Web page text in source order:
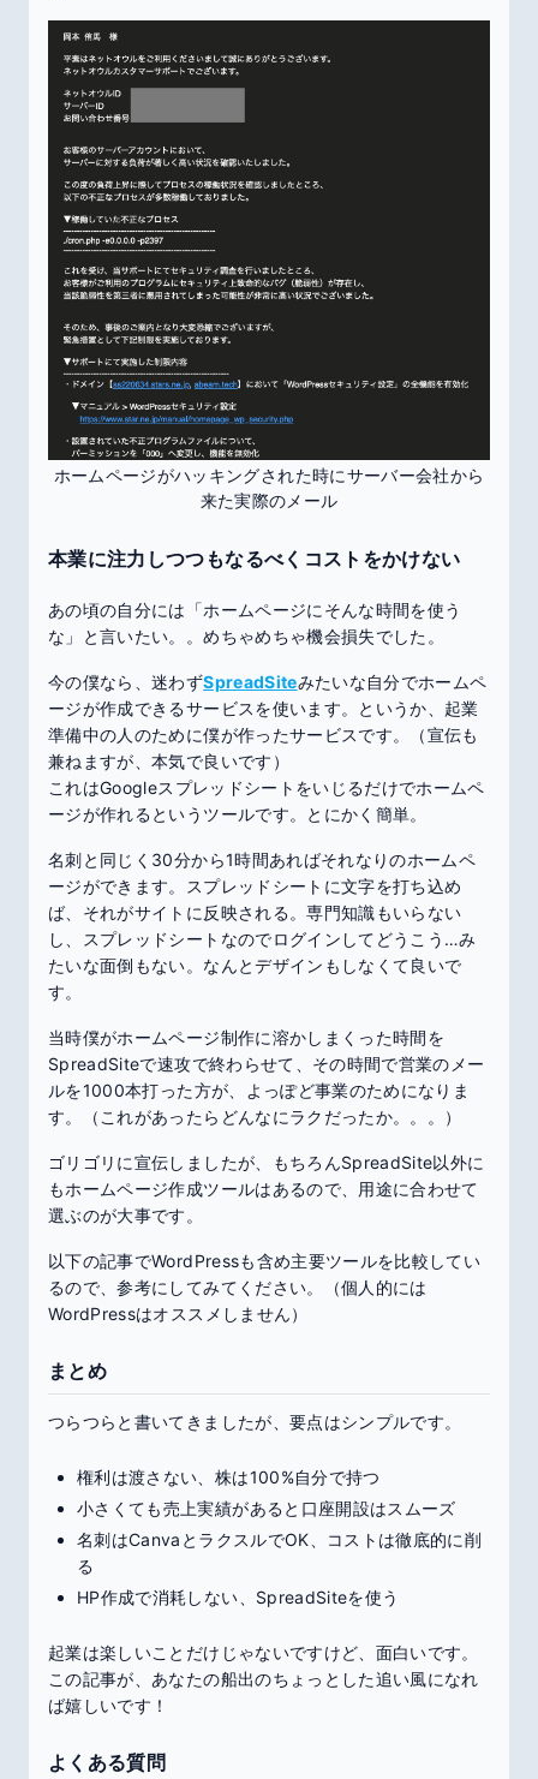
ホームページがハッキングされた時にサーバー会社から
来た実際のメール
本業に注力しつつもなるべくコストをかけない
あの頃の自分には「ホームページにそんな時間を使う
な」と言いたい。。めちゃめちゃ機会損失でした。
今の僕なら、迷わずSpreadSiteみたいな自分でホームペ
ージが作成できるサービスを使います。というか、起業
準備中の人のために僕が作ったサービスです。（宣伝も
兼ねますが、本気で良いです）
これはGoogleスプレッドシートをいじるだけでホームペ
ージが作れるというツールです。とにかく簡単。
名刺と同じく30分から1時間あればそれなりのホームペ
ージができます。スプレッドシートに文字を打ち込め
ば、それがサイトに反映される。専門知識もいらない
し、スプレッドシートなのでログインしてどうこう…み
たいな面倒もない。なんとデザインもしなくて良いで
す。
当時僕がホームページ制作に溶かしまくった時間を
SpreadSiteで速攻で終わらせて、その時間で営業のメー
ルを1000本打った方が、よっぽど事業のためになりま
す。（これがあったらどんなにラクだったか。。。）
ゴリゴリに宣伝しましたが、もちろんSpreadSite以外に
もホームページ作成ツールはあるので、用途に合わせて
選ぶのが大事です。
以下の記事でWordPressも含め主要ツールを比較してい
るので、参考にしてみてください。（個人的には
WordPressはオススメしません）
まとめ
つらつらと書いてきましたが、要点はシンプルです。
権利は渡さない、株は100%自分で持つ
小さくても売上実績があると口座開設はスムーズ
名刺はCanvaとラクスルでOK、コストは徹底的に削
る
HP作成で消耗しない、SpreadSiteを使う
起業は楽しいことだけじゃないですけど、面白いです。
この記事が、あなたの船出のちょっとした追い風になれ
ば嬉しいです！
よくある質問